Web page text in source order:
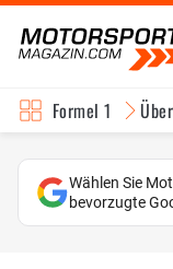
Formel 1
Wählen Sie
bevorzugte